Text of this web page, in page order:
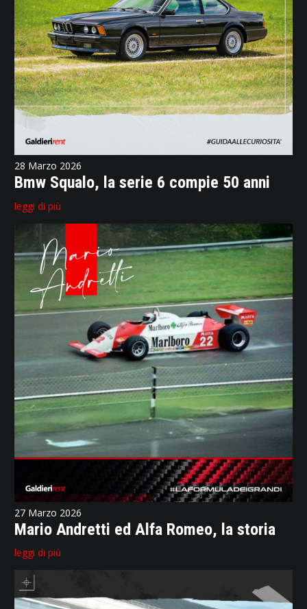
28 Marzo 2026
Bmw Squalo, la serie 6 compie 50 anni
leggi di più
27 Marzo 2026
Mario Andretti ed Alfa Romeo, la storia
leggi di più